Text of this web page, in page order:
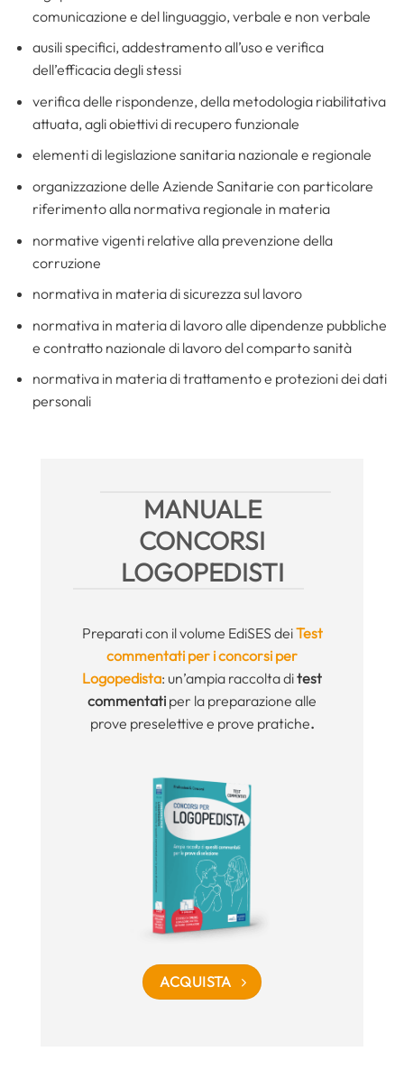
comunicazione e del linguaggio, verbale e non verbale
ausili specifici, addestramento all’uso e verifica
dell’efficacia degli stessi
verifica delle rispondenze, della metodologia riabilitativa
attuata, agli obiettivi di recupero funzionale
elementi di legislazione sanitaria nazionale e regionale
organizzazione delle Aziende Sanitarie con particolare
riferimento alla normativa regionale in materia
normative vigenti relative alla prevenzione della
corruzione
normativa in materia di sicurezza sul lavoro
normativa in materia di lavoro alle dipendenze pubbliche
e contratto nazionale di lavoro del comparto sanità
normativa in materia di trattamento e protezioni dei dati
personali
MANUALE
CONCORSI
LOGOPEDISTI
Preparati con il volume EdiSES deiTest
commentati per i concorsi per
Logopedista: un’ampia raccolta ditest
commentati per la preparazione alle
prove preselettive e prove pratiche.
ACQUISTA